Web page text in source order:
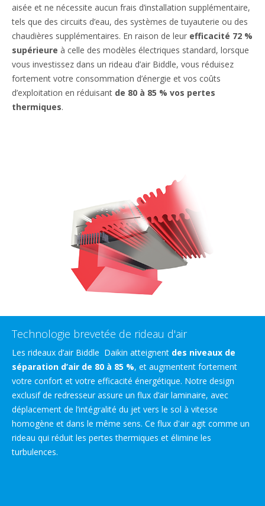
aisée et ne nécessite aucun frais d’installation supplémentaire,
tels que des circuits d’eau, des systèmes de tuyauterie ou des
chaudières supplémentaires. En raison de leur efficacité 72 %
supérieure à celle des modèles électriques standard, lorsque
vous investissez dans un rideau d’air Biddle, vous réduisez
fortement votre consommation d’énergie et vos coûts
d’exploitation en réduisant de 80 à 85 % vos pertes
thermiques.
Technologie brevetée de rideau d'air
Les rideaux d’air Biddle Daikin atteignent des niveaux de
séparation d’air de 80 à 85 %, et augmentent fortement
votre confort et votre efficacité énergétique. Notre design
exclusif de redresseur assure un flux d’air laminaire, avec
déplacement de l’intégralité du jet vers le sol à vitesse
homogène et dans le même sens. Ce flux d'air agit comme un
rideau qui réduit les pertes thermiques et élimine les
turbulences.